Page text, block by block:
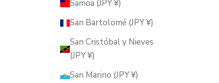
Samoa (JPY ¥)
San Bartolomé (JPY ¥)
San Cristóbal y Nieves
(JPY ¥)
San Marino (JPY ¥)